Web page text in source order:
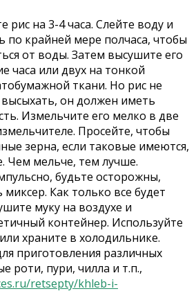
рис на 3-4 часа. Слейте воду и
по крайней мере полчаса, чтобы
от воды. Затем высушите его
часа или двух на тонкой
ткани. Но рис не
он должен иметь
Измельчите его мелко в две
Просейте, чтобы
зерна, если таковые имеются,
Чем мельче, тем лучше.
будьте осторожны,
Как только все будет
муку на воздухе и
контейнер. Используйте
храните в холодильнике.
приготовления различных
роти, пури, чилла и т.п.,
retsepty/khleb-i-